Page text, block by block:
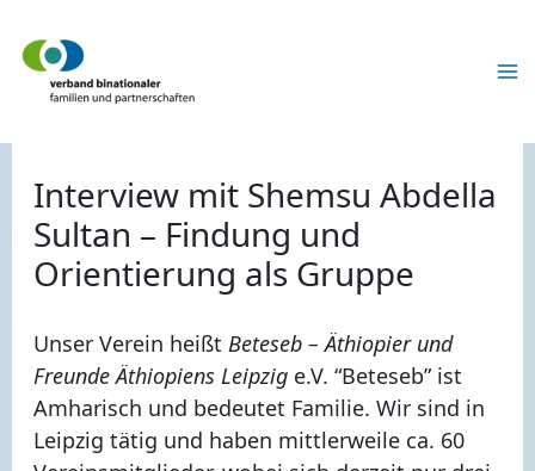
Inhalt
springen
Interview mit Shemsu Abdella
Sultan – Findung und
Orientierung als Gruppe
Unser Verein heißt Beteseb – Äthiopier und
Freunde Äthiopiens Leipzig e.V. “Beteseb” ist
Amharisch und bedeutet Familie. Wir sind in
Leipzig tätig und haben mittlerweile ca. 60